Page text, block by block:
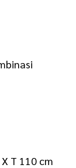
T 110 cm